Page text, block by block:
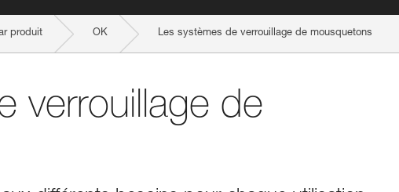
produit OK Les systèmes de verrouillage de mousquetons
verrouillage de